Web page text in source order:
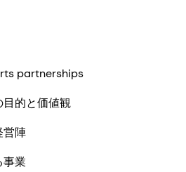
partnerships
目的と価値観
営陣
事業